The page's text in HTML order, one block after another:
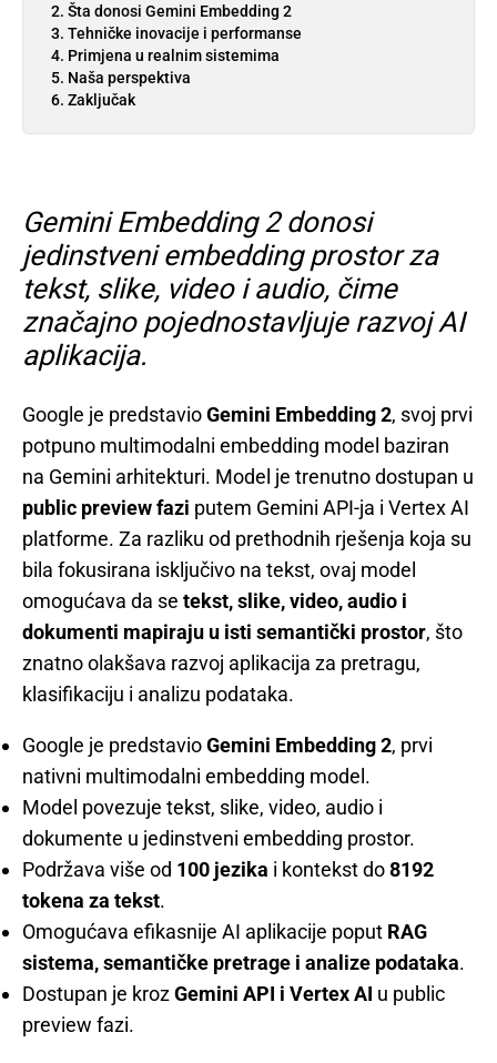
Šta donosi Gemini Embedding 2
Tehničke inovacije i performanse
Primjena u realnim sistemima
Naša perspektiva
Zaključak
Gemini Embedding 2 donosi
jedinstveni embedding prostor za
tekst, slike, video i audio, čime
značajno pojednostavljuje razvoj AI
aplikacija.
Google je predstavioGemini Embedding 2, svoj prvi
potpuno multimodalni embedding model baziran
na Gemini arhitekturi. Model je trenutno dostupan u
public preview fazi putem Gemini API-ja i Vertex AI
platforme. Za razliku od prethodnih rješenja koja su
bila fokusirana isključivo na tekst, ovaj model
omogućava da se tekst, slike, video, audio i
dokumenti mapiraju u isti semantički prostor, što
znatno olakšava razvoj aplikacija za pretragu,
klasifikaciju i analizu podataka.
Google je predstavioGemini Embedding 2, prvi
nativni multimodalni embedding model.
Model povezuje tekst, slike, video, audio i
dokumente u jedinstveni embedding prostor.
Podržava više od 100 jezika i kontekst do8192
tokena za tekst.
Omogućava efikasnije AI aplikacije poput RAG
sistema, semantičke pretrage i analize podataka.
Dostupan je krozGemini API i Vertex AI u public
preview fazi.